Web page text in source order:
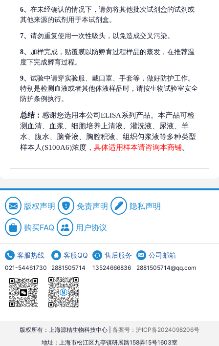
6、 在未经确认的情况下，请勿将其他批次试剂盒的试剂或
其他来源的试剂用于本试剂盒。
7、 请勿重复使用一次性吸头，以免造成交叉污染。
8、 加样完成，贴覆膜以防孵育过程样品的蒸发，在推荐温
度下完成孵育过程。
9、 试验中请穿实验服、戴口罩、手套等，做好防护工作。
特别是检测血液或者其他体液样品时，请按生物试验室安全
防护条例执行。
总结： 感谢您选用本公司ELISA系列产品。本产品可检
测血清、血浆、细胞培养上清液、灌洗液、尿液、羊
水、腹水、脑脊液、胸腔积液、组织匀浆液等多种类型
样本人(S100A6)浓度， 具体适用样本请咨询本商铺。
版权声明 免责声明 隐私声明
购买FAQ 用户协议
客服热线
021-54461730
客服QQ
2881505714
售后服务
13524666836
公司邮箱
2881505714@qq.com
版权所有：上海源桔生物科技中心 | 备案号：沪ICP备2024098206号
地址：上海市松江区九亭镇研展路158弄15号1603室